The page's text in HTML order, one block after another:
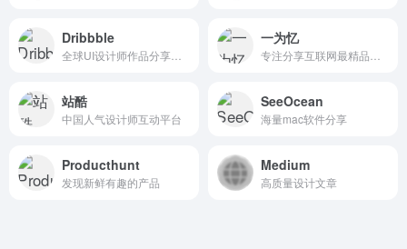
Dribbble 一为忆
站酷
中国人气设计师互动平台
SeeOcean
海量mac软件分享
Producthunt
发现新鲜有趣的产品
Medium
高质量设计文章